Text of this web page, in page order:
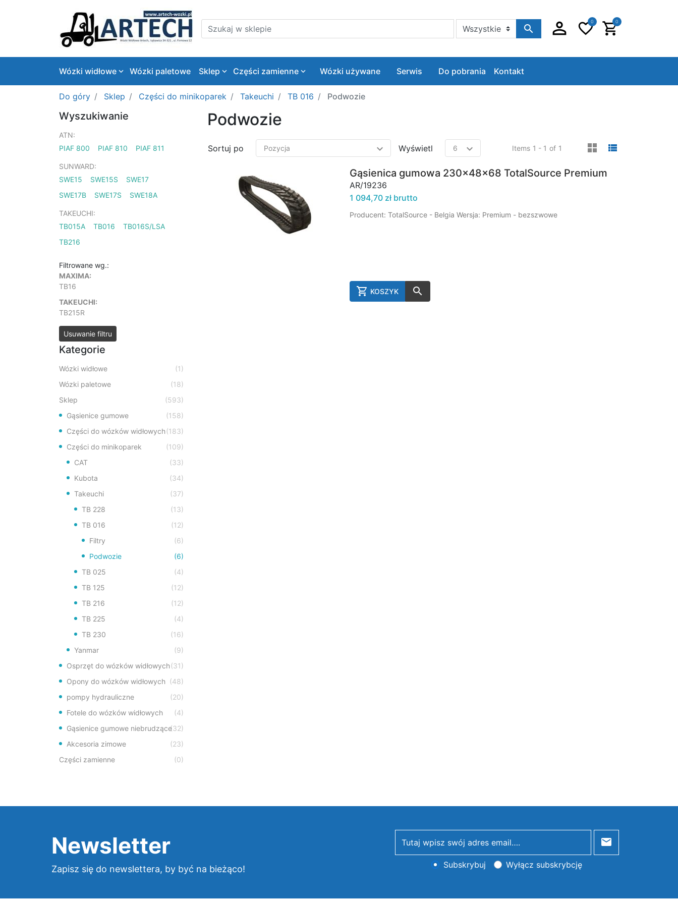
Szukaj w sklepie
Szukaj w sklepie
0 0
Wózki widłowe Wózki paletowe Sklep Części zamienne Wózki używane Serwis Do pobrania Kontakt
Do góry Sklep Części do minikoparek Takeuchi TB 016 Podwozie
Wyszukiwanie
ATN:
PIAF 800
PIAF 810 PIAF 811
SUNWARD:
SWE15
SWE15S
SWE17
SWE17B
SWE17S SWE18A
TAKEUCHI:
TB015A
TB016
TB016S/LSA
TB216
Filtrowane wg.:
MAXIMA:
TB16
TAKEUCHI:
TB215R
Usuwanie filtru
Kategorie
Wózki widłowe
(1)
Wózki paletowe
(18)
Sklep
(593)
Gąsienice gumowe
(158)
Części do wózków widłowych(183)
Części do minikoparek
(109)
CAT
(33)
Kubota
(34)
Takeuchi
(37)
TB 228
(13)
TB 016
(12)
Filtry
(6)
Podwozie
(6)
TB 025
(4)
TB 125
(12)
TB 216
(12)
TB 225
(4)
TB 230
(16)
Yanmar
(9)
Osprzęt do wózków widłowych(31)
Opony do wózków widłowych (48)
pompy hydrauliczne
(20)
Fotele do wózków widłowych
(4)
Gąsienice gumowe niebrudzące(32)
Akcesoria zimowe
(23)
Części zamienne
(0)
Podwozie
Sortuj po Items 1 - 1 of 1
Wyświetl viewmode
Gąsienica gumowa 230x48x68 TotalSource Premium
AR/19236
1 094,70 zł brutto
Producent: TotalSource - Belgia Wersja: Premium - bezszwowe
KOSZYK
AddToCart
Newsletter
Zapisz się do newslettera, by być na bieżąco!
newsletter
Subskrybuj Wyłącz subskrybcję